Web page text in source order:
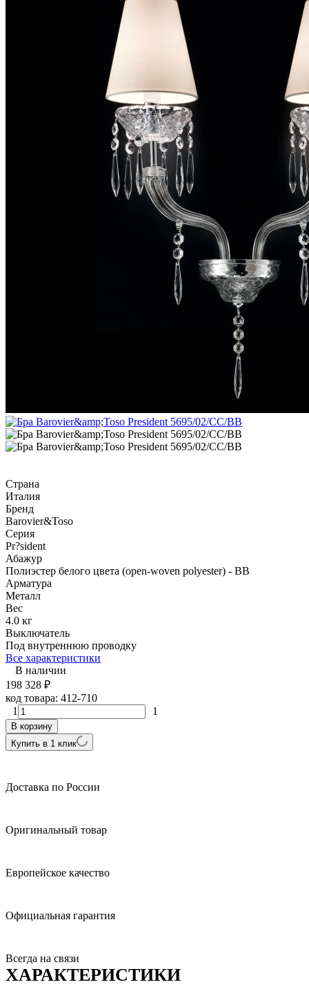
Страна
Италия
Бренд
Barovier&Toso
Серия
Pr?sident
Абажур
Полиэстер белого цвета (open-woven polyester) - BB
Арматура
Металл
Вес
4.0 кг
Выключатель
Под внутреннюю проводку
Все характеристики
В наличии
198 328 ₽
код товара: 412-710
1
1
В корзину
Купить в 1 клик
Доставка по России
Оригинальный товар
Европейское качество
Официальная гарантия
Всегда на связи
ХАРАКТЕРИСТИКИ